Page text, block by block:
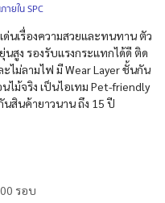
ายใน SPC
ด่นเรื่องความสวยและทนทาน ตัว
นสูง รองรับแรงกระแทกได้ดี ติด
ไม่ลามไฟ มี Wear Layer ชั้นกัน
ม้จริง เป็นไอเทม Pet-friendly
สินค้ายาวนาน ถึง 15 ปี
รอบ